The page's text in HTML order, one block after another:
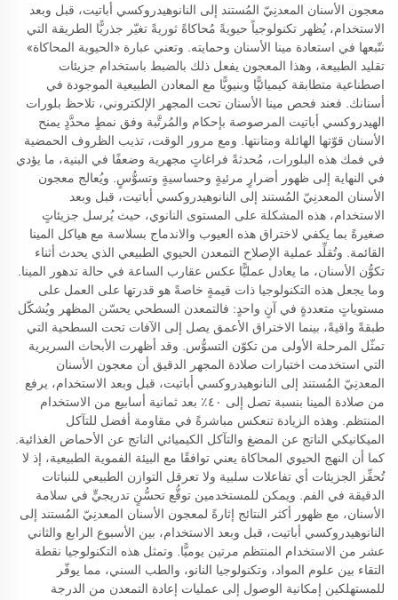
معجون الأسنان المعدنِيّ المُستند إلى النانوهيدروكسي أباتيت، قبل وبعد
الاستخدام، يُظهر تكنولوجياً حيويةً مُحاكاةً ثوريةً تغيّر جذريًّا الطريقة التي
نتّبعها في استعادة مينا الأسنان وحمايته. وتعني عبارة «الحيوية المحاكاة»
تقليد الطبيعة، وهذا المعجون يفعل ذلك بالضبط باستخدام جزيئات
اصطناعية متطابقة كيميائيًّا وبنيويًّا مع المعادن الطبيعية الموجودة في
أسنانك. فعند فحص مينا الأسنان تحت المجهر الإلكتروني، تلاحظ بلورات
الهيدروكسي أباتيت المرصوصة بإحكام والمُرتَّبة وفق نمطٍ محدَّدٍ يمنح
الأسنان قوّتها الهائلة ومتانتها. ومع مرور الوقت، تذيب الظروف الحمضية
في فمك هذه البلورات، مُحدثةً فراغاتٍ مجهرية وضعفًا في البنية، ما يؤدي
في النهاية إلى ظهور أضرارٍ مرئيةٍ وحساسيةٍ وتسوُّسٍ. ويُعالج معجون
الأسنان المعدنِيّ المُستند إلى النانوهيدروكسي أباتيت، قبل وبعد
الاستخدام، هذه المشكلة على المستوى النانوي، حيث يُرسل جزيئاتٍ
صغيرةً بما يكفي لاختراق هذه العيوب والاندماج بسلاسة مع هياكل المينا
القائمة. وتُقلِّد عملية الإصلاح التمعدن الحيوي الطبيعي الذي يحدث أثناء
تكوُّن الأسنان، ما يعادل عمليًّا عكس عقارب الساعة في حالة تدهور المينا.
وما يجعل هذه التكنولوجيا ذات قيمةٍ خاصةً هو قدرتها على العمل على
مستوياتٍ متعددةٍ في آنٍ واحدٍ: فالتمعدن السطحي يحسّن المظهر ويُشكّل
طبقةً واقيةً، بينما الاختراق الأعمق يصل إلى الآفات تحت السطحية التي
تمثّل المرحلة الأولى من تكوّن التسوُّس. وقد أظهرت الأبحاث السريرية
التي استخدمت اختبارات صلادة المجهر الدقيق أن معجون الأسنان
المعدنِيّ المُستند إلى النانوهيدروكسي أباتيت، قبل وبعد الاستخدام، يرفع
من صلادة المينا بنسبة تصل إلى ٤٠٪ بعد ثمانية أسابيع من الاستخدام
المنتظم. وهذه الزيادة تنعكس مباشرةً في مقاومة أفضل للتآكل
الميكانيكي الناتج عن المضغ والتآكل الكيميائي الناتج عن الأحماض الغذائية.
كما أن النهج الحيوي المحاكاة يعني توافقًا مع البيئة الفموية الطبيعية، إذ لا
تُحفِّز الجزيئات أي تفاعلات سلبية ولا تعرقل التوازن الطبيعي للنباتات
الدقيقة في الفم. ويمكن للمستخدمين توقُّع تحسُّنٍ تدريجيٍّ في سلامة
الأسنان، مع ظهور أكثر النتائج إثارةً لمعجون الأسنان المعدنِيّ المُستند إلى
النانوهيدروكسي أباتيت، قبل وبعد الاستخدام، بين الأسبوع الرابع والثاني
عشر من الاستخدام المنتظم مرتين يوميًّا. وتمثل هذه التكنولوجيا نقطة
التقاء بين علوم المواد، وتكنولوجيا النانو، والطب السني، مما يوفّر
للمستهلكين إمكانية الوصول إلى عمليات إعادة التمعدن من الدرجة